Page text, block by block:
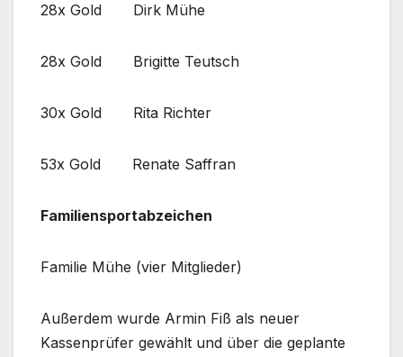
28x Gold Dirk Mühe
28x Gold Brigitte Teutsch
30x Gold Rita Richter
53x Gold Renate Saffran
Familiensportabzeichen
Familie Mühe (vier Mitglieder)
Außerdem wurde Armin Fiß als neuer
Kassenprüfer gewählt und über die geplante